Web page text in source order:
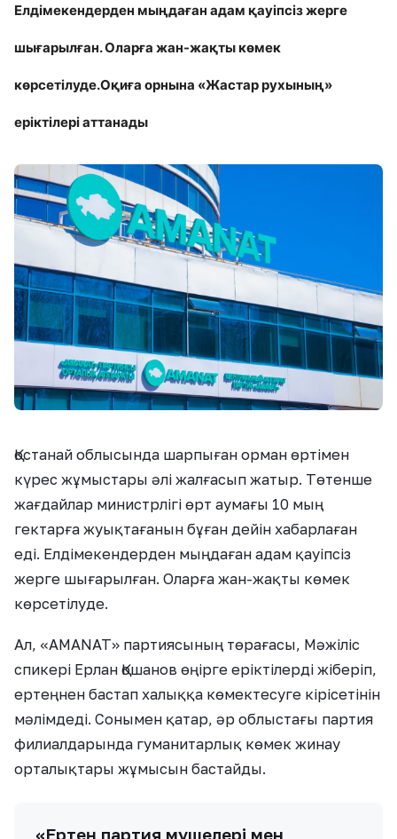
Елдімекендерден мыңдаған адам қауіпсіз жерге
шығарылған. Оларға жан-жақты көмек
көрсетілуде.Оқиға орнына «Жастар рухының»
еріктілері аттанады
Қостанай облысында шарпыған орман өртімен
күрес жұмыстары әлі жалғасып жатыр. Төтенше
жағдайлар министрлігі өрт аумағы 10 мың
гектарға жуықтағанын бұған дейін хабарлаған
еді. Елдімекендерден мыңдаған адам қауіпсіз
жерге шығарылған. Оларға жан-жақты көмек
көрсетілуде.
Ал, «AMANAT» партиясының төрағасы, Мәжіліс
спикері Ерлан Қошанов өңірге еріктілерді жіберіп,
ертеңнен бастап халыққа көмектесуге кірісетінін
мәлімдеді. Сонымен қатар, әр облыстағы партия
филиалдарында гуманитарлық көмек жинау
орталықтары жұмысын бастайды.
«Ертең партия мүшелері мен